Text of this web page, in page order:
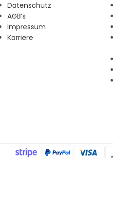
Datenschutz
AGB’s
Impressum
Karriere